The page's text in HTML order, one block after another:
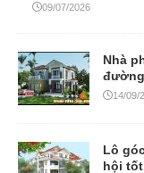
09/07/2026
Nhà
14/09/
Lô
hội